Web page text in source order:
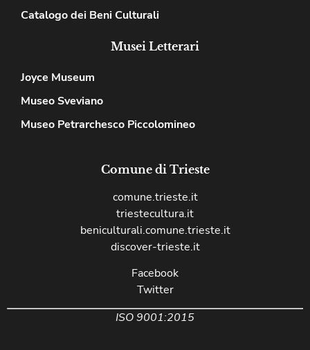
Catalogo dei Beni Culturali
Musei Letterari
Joyce Museum
Museo Sveviano
Museo Petrarchesco Piccolomineo
Comune di Trieste
comune.trieste.it
triestecultura.it
beniculturali.comune.trieste.it
discover-trieste.it
Facebook
Twitter
ISO 9001:2015